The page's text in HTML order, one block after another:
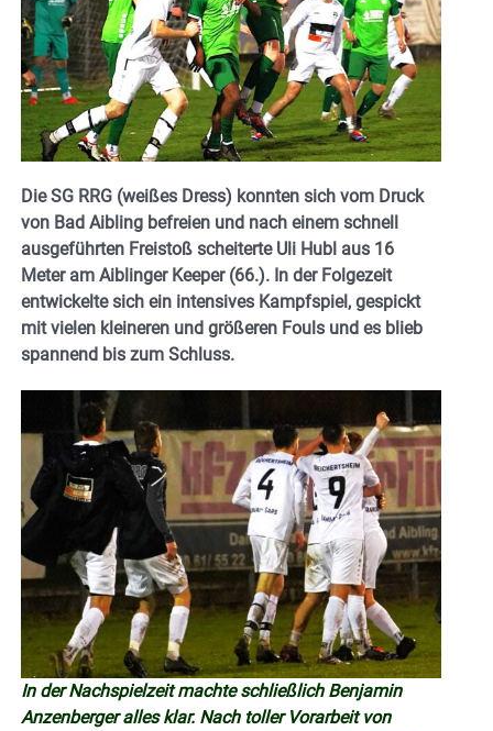
Die SG RRG (weißes Dress) konnten sich vom Druck
von Bad Aibling befreien und nach einem schnell
ausgeführten Freistoß scheiterte Uli Hubl aus 16
Meter am Aiblinger Keeper (66.). In der Folgezeit
entwickelte sich ein intensives Kampfspiel, gespickt
mit vielen kleineren und größeren Fouls und es blieb
spannend bis zum Schluss.
In der Nachspielzeit machte schließlich Benjamin
Anzenberger alles klar. Nach toller Vorarbeit von